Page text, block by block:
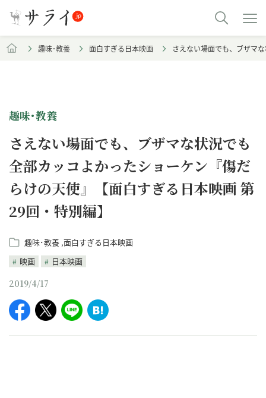
趣味･教養 面白すぎる日本映画 さえない場面でも、ブザマ
趣味･教養
さえない場面でも、ブザマな状況でも
全部カッコよかったショーケン『傷だ
らけの天使』【面白すぎる日本映画 第
29回・特別編】
趣味･教養 面白すぎる日本映画
映画
日本映画
2019/4/17